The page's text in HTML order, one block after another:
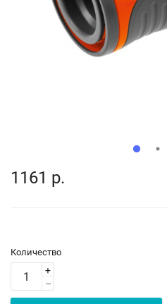
1161 р.
Количество
+
–